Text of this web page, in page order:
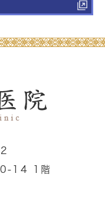
14 1階